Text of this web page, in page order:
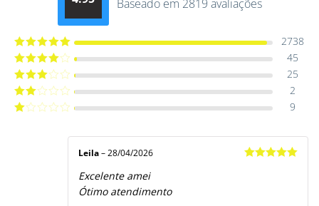
Avaliação
Baseado em 2819 avaliações
Avaliação5
2738
Avaliação
45
Avaliação
25
Avaliação
2
9
Leila – 28/04/2026
Excelente amei
Ótimo atendimento